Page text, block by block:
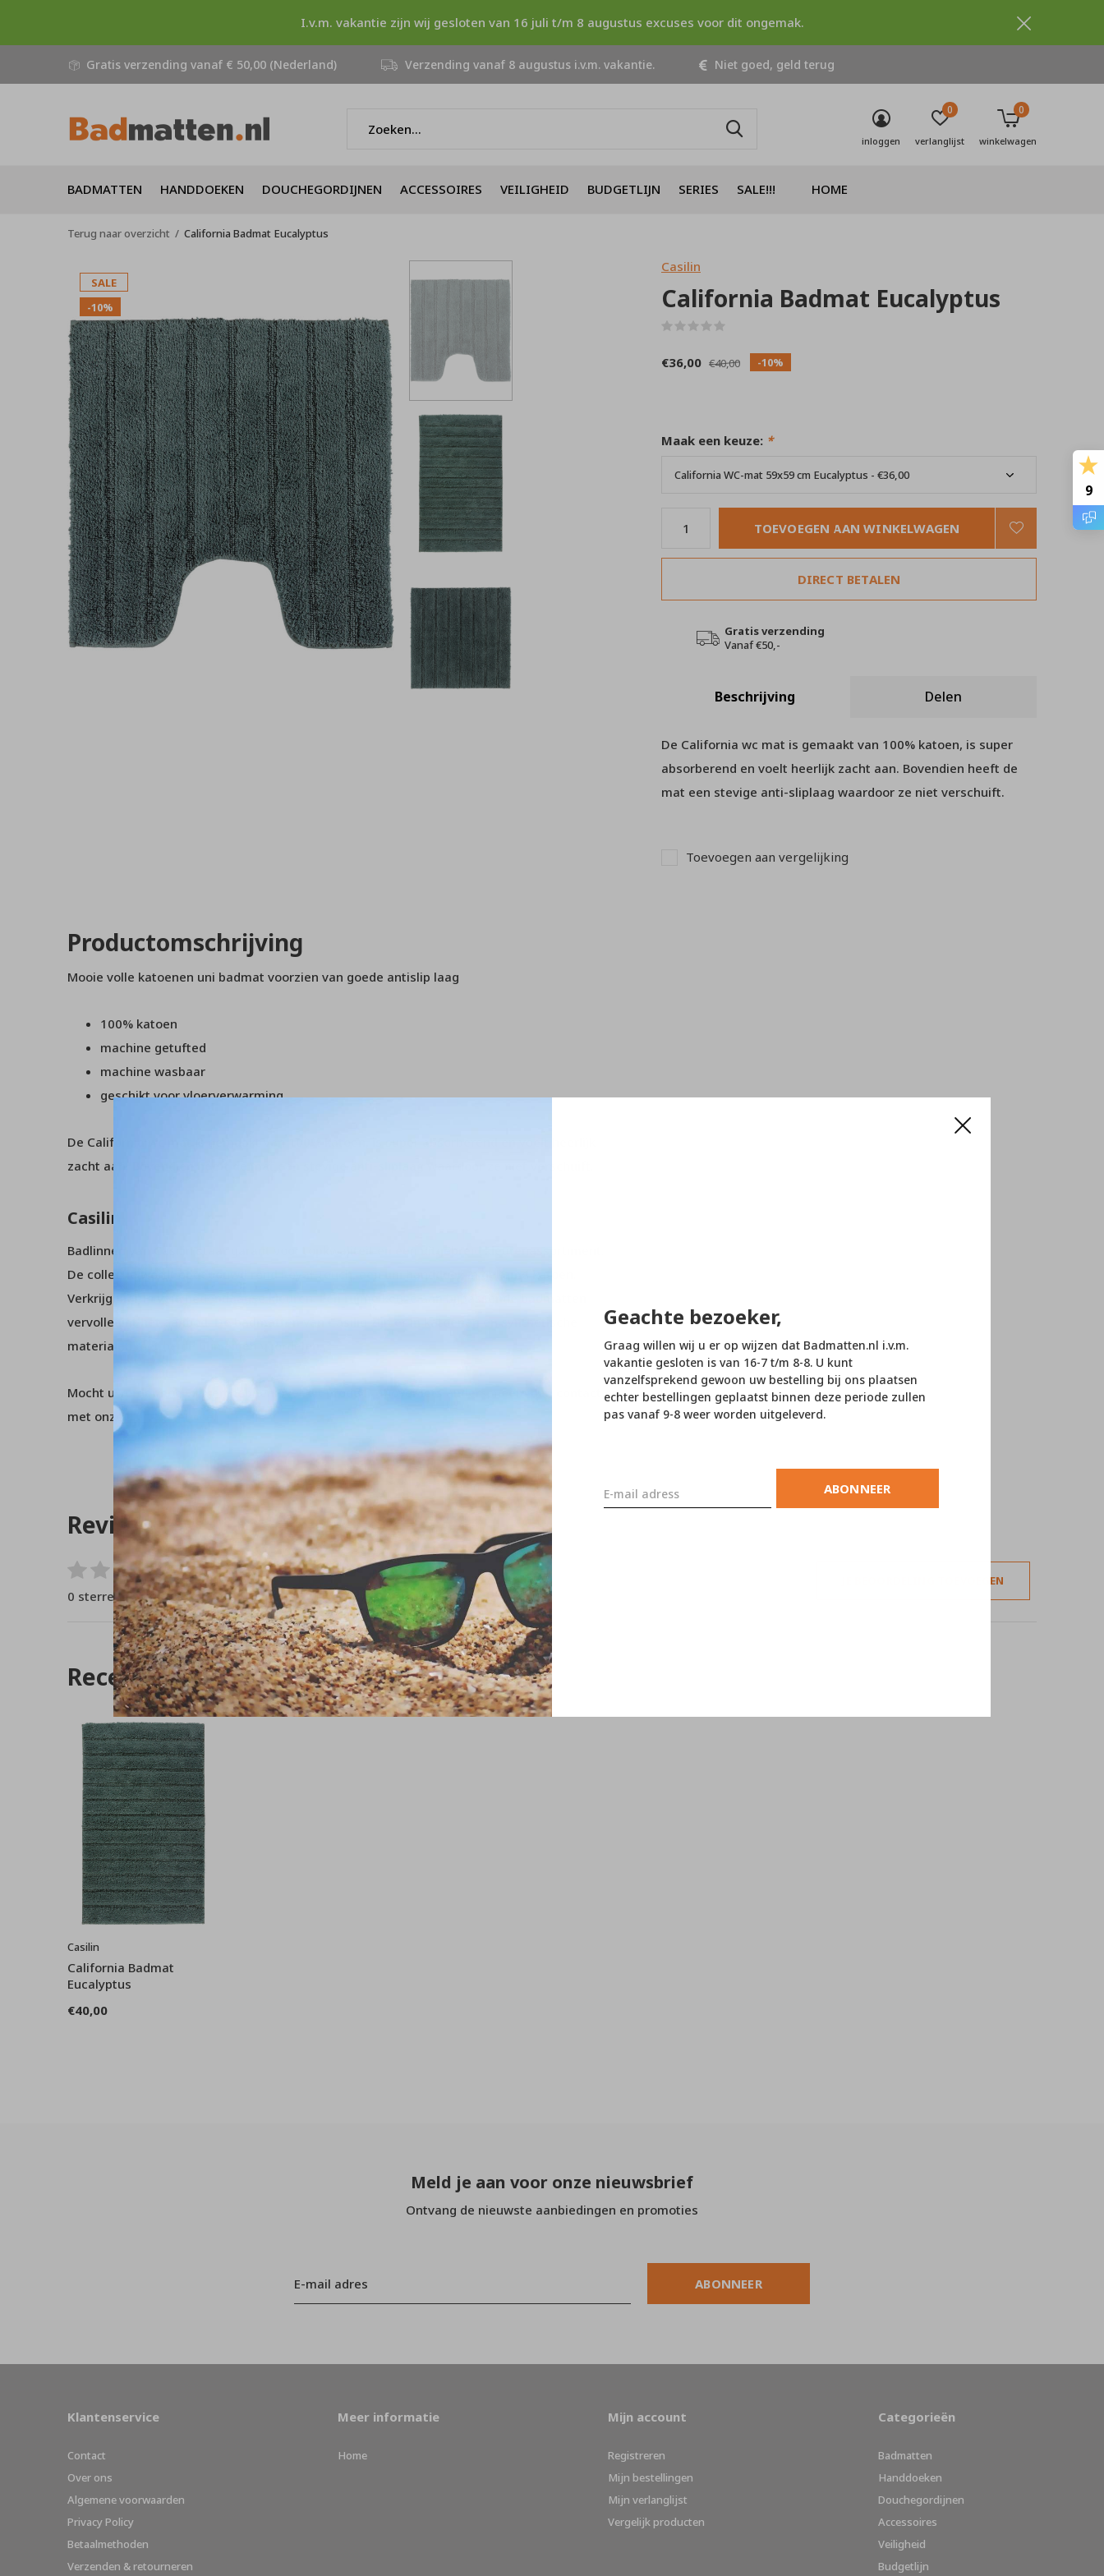
Geachte bezoeker,
Graag willen wij u er op wijzen dat Badmatten.nl i.v.m.
vakantie gesloten is van 16-7 t/m 8-8. U kunt
vanzelfsprekend gewoon uw bestelling bij ons plaatsen
echter bestellingen geplaatst binnen deze periode zullen
pas vanaf 9-8 weer worden uitgeleverd.
ABONNEER
BADMATTEN HANDDOEKEN DOUCHEGORDIJNEN ACCESSOIRES VEILIGHEID BUDGETLIJN SERIES SALE!!! HOME
inloggen verlanglijst
0
winkelwagen
0
Gratis verzending vanaf € 50,00 (Nederland) Verzending vanaf 8 augustus i.v.m. vakantie. Niet goed, geld terug
I.v.m. vakantie zijn wij gesloten van 16 juli t/m 8 augustus excuses voor dit ongemak.
Terug naar overzicht California Badmat Eucalyptus
SALE
-10%
Casilin
California Badmat Eucalyptus
€36,00 €40,00 -10%
Maak een keuze: *
TOEVOEGEN AAN WINKELWAGEN
DIRECT BETALEN
Gratis verzending
Vanaf €50,-
Beschrijving Delen
De California wc mat is gemaakt van 100% katoen, is super
absorberend en voelt heerlijk zacht aan. Bovendien heeft de
mat een stevige anti-sliplaag waardoor ze niet verschuift.
Toevoegen aan vergelijking
Productomschrijving
Mooie volle katoenen uni badmat voorzien van goede antislip laag
100% katoen
machine getufted
machine wasbaar
geschikt voor vloerverwarming
De California wc mat is gemaakt van 100% katoen, is super absorberend en voelt heerlijk
zacht aan. Bovendien heeft de mat een stevige anti-sliplaag waardoor ze niet verschuift.
Casilin
Badlinnen van Casilin staat garant voor topkwaliteit en een uitgebreid kleurenassortiment.
De collectie wordt opgebouwd rond Royal Touch, een uni handdoek in gekamd katoen.
Verkrijgbaar in vele hedendaagse kleuren. Een ruime keuze aan bijpassende badmatten
vervolledigt het aanbod. De badmatten van Casilin zijn er in katoenen en synthetische
materialen met beide hun eigen voordelen.
Mocht u verder nog vragen hebben over dit product of over iets anders, neem dan contact op
met onze
klantenservice
Reviews
0/ 5
0 sterren op basis van 0 beoordelingen
JE BEOORDELING TOEVOEGEN
Recente artikelen
Casilin
California Badmat
Eucalyptus
€40,00
Meld je aan voor onze nieuwsbrief
Ontvang de nieuwste aanbiedingen en promoties
ABONNEER
Klantenservice
Contact
Over ons
Algemene voorwaarden
Privacy Policy
Betaalmethoden
Verzenden & retourneren
Meer informatie
Home
Mijn account
Registreren
Mijn bestellingen
Mijn verlanglijst
Vergelijk producten
Categorieën
Badmatten
Handdoeken
Douchegordijnen
Accessoires
Veiligheid
Budgetlijn
9